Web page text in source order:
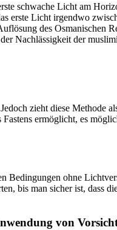
schwache Licht am
erste Licht irgendwo
des Osmanischen
Nachlässigkeit der
zieht diese Methode
ermöglicht, es
Bedingungen ohne
bis man sicher ist, dass
von